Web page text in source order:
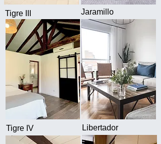
Jaramillo
Tigre III
Tigre IV Libertador